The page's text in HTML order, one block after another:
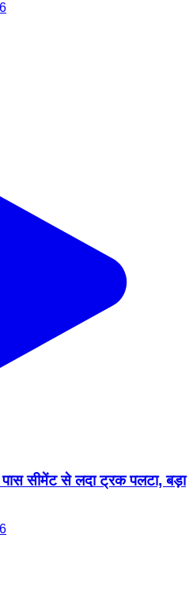
पास सीमेंट से लदा ट्रक पलटा, बड़ा